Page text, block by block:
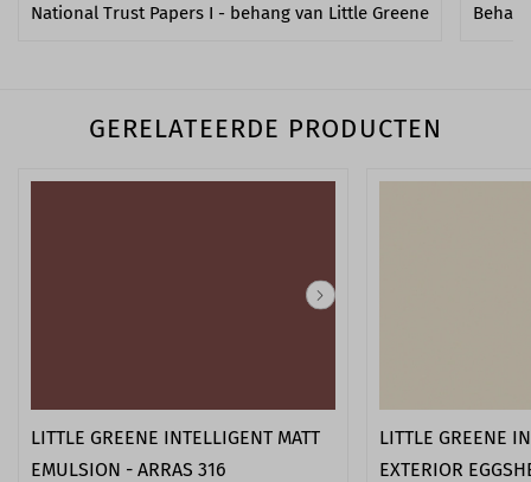
National Trust Papers I - behang van Little Greene
GERELATEERDE PRODUCTEN
LITTLE GREENE INTELLIGENT MATT
EMULSION - ARRAS 316
LITTLE GREENE
EXTERIOR